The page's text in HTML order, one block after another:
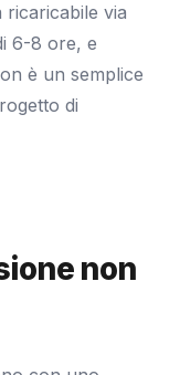
via
6-8 ore, e
è un semplice
di
non